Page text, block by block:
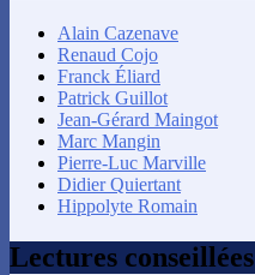
Alain Cazenave
Renaud Cojo
Franck Éliard
Patrick Guillot
Jean-Gérard Maingot
Marc Mangin
Pierre-Luc Marville
Didier Quiertant
Hippolyte Romain
Lectures conseillées